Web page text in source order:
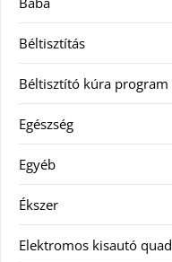
Béltisztítás
Béltisztító kúra program
Egészség
Egyéb
Ékszer
Elektromos kisautó quad